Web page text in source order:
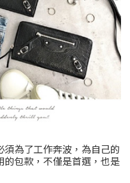
須為了工作奔波 ， 為自己的
的包款 ， 不僅是首選 ， 也是